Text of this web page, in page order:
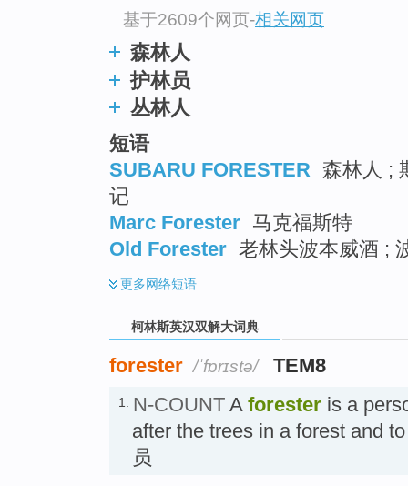
基于2609个网页-相关网页
森林人
护林员
丛林人
短语
SUBARU FORESTER 森林人 ;
记
Marc Forester 马克福斯特
Old Forester 老林头波本威酒 ;
更多网络短语
柯林斯英汉双解大词典
forester /ˈfɒrɪstə/ TEM8
1. N-COUNT A forester is a
after the trees in a forest and
员